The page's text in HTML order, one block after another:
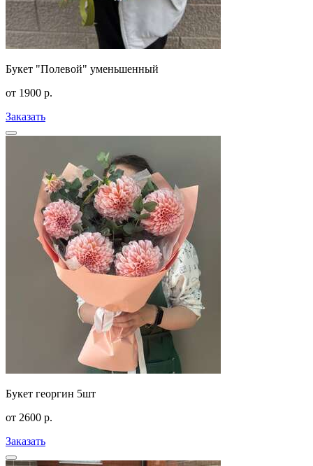
Букет "Полевой" уменьшенный
от 1900 р.
Заказать
Букет георгин 5шт
от 2600 р.
Заказать